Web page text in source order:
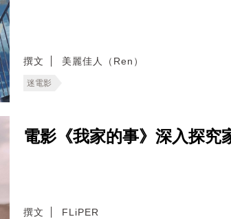
撰文 美麗佳人（Ren）
迷電影
電影《我家的事》深入探究
撰文 FLiPER